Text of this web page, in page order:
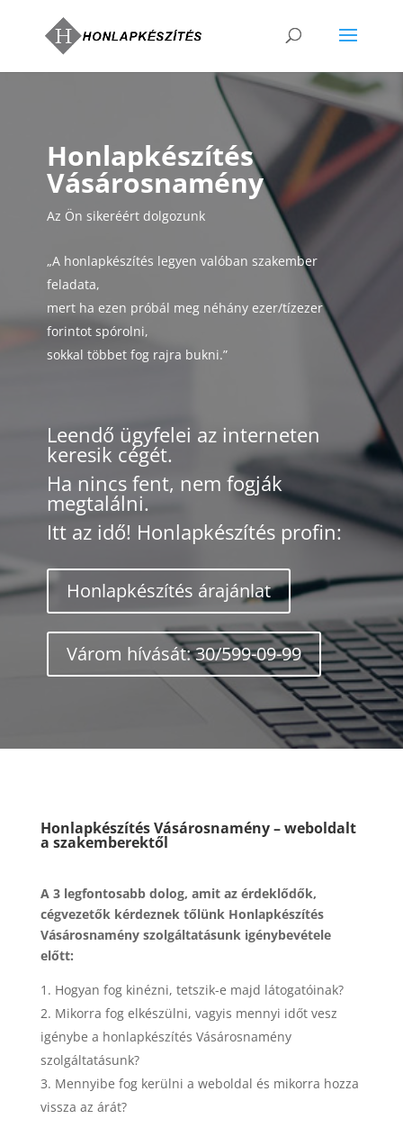
Honlapkészítés
Vásárosnamény
Az Ön sikeréért dolgozunk
„A honlapkészítés legyen valóban szakember
feladata,
mert ha ezen próbál meg néhány ezer/tízezer
forintot spórolni,
sokkal többet fog rajra bukni.”
Leendő ügyfelei az interneten
keresik cégét.
Ha nincs fent, nem fogják
megtalálni.
Itt az idő! Honlapkészítés profin:
Honlapkészítés árajánlat
Várom hívását: 30/599-09-99
Honlapkészítés Vásárosnamény – weboldalt
a szakemberektől
A 3 legfontosabb dolog, amit az érdeklődők,
cégvezetők kérdeznek tőlünk Honlapkészítés
Vásárosnamény szolgáltatásunk igénybevétele
előtt:
Hogyan fog kinézni, tetszik-e majd látogatóinak?
Mikorra fog elkészülni, vagyis mennyi időt vesz
igénybe a honlapkészítés Vásárosnamény
szolgáltatásunk?
Mennyibe fog kerülni a weboldal és mikorra hozza
vissza az árát?